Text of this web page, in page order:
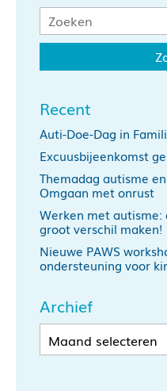
Recent
Auti-Doe-Dag in
Excuusbijeenkomst
Themadag autisme
Omgaan met onrust
Werken met autisme:
groot verschil maken!
Nieuwe PAWS
ondersteuning voor
Archief